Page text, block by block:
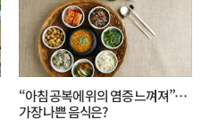
“아침 공복에 위의 염증 느껴져”…
가장 나쁜 음식은?